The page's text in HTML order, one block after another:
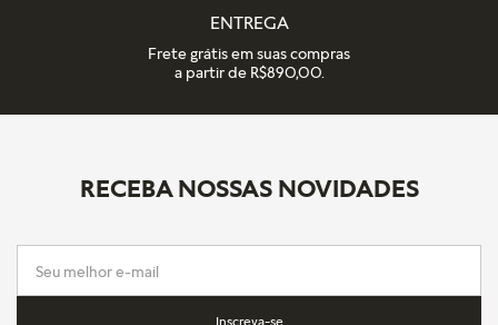
ENTREGA
Frete grátis em suas compras
a partir de R$890,00.
RECEBA NOSSAS NOVIDADES
Inscreva-se